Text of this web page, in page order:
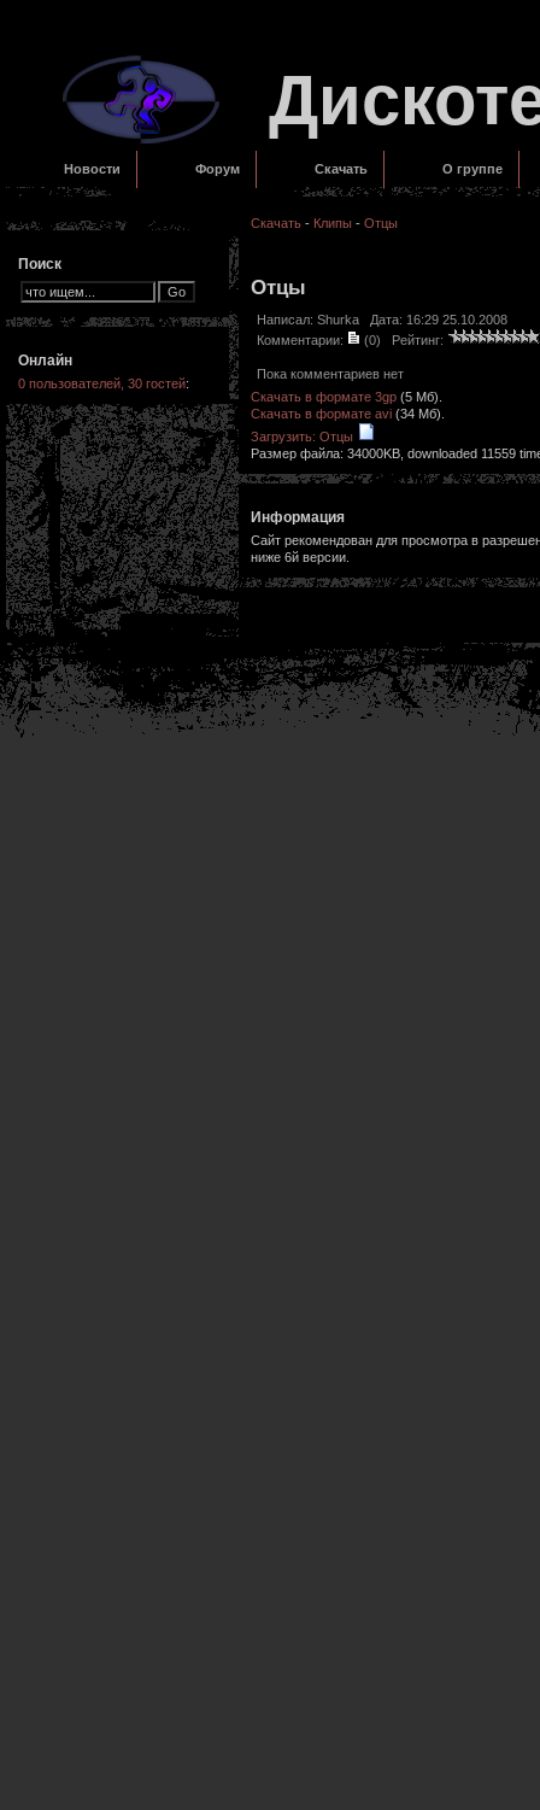
Новости Форум Скачать О группе
Поиск
Онлайн
0 пользователей, 30 гостей:
Скачать - Клипы - Отцы
Отцы
Написал: Shurka Дата: 16:29 25.10.2008
Комментарии:
(0) Рейтинг:
Пока комментариев нет
Скачать в формате 3gp (5 Мб).
Скачать в формате avi (34 Мб).
Загрузить: Отцы
Размер файла: 34000KB, downloaded 11559
Информация
Сайт рекомендован для просмотра в
ниже 6й версии.